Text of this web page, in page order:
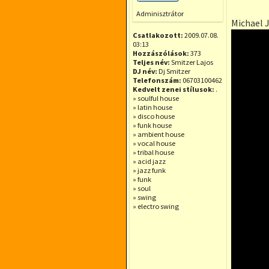
Adminisztrátor
Csatlakozott: 2009.07.08.
03:13
Hozzászólások: 373
Teljes név: Smitzer Lajos
DJ név: Dj Smitzer
Telefonszám: 06703100462
Kedvelt zenei stílusok: .
» soulful house
» latin house
» disco house
» funk house
» ambient house
» vocal house
» tribal house
» acid jazz
» jazz funk
» funk
» soul
» swing
» electro swing
Michael